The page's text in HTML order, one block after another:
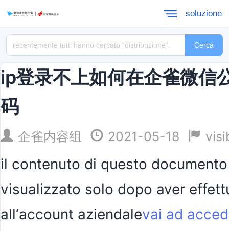
soluzione
Cerca
ip登录不上如何在企雀微信
码
企雀内容组 2021-05-18
il contenuto di questo
visualizzato solo dopo aver
all‘account aziendalevai ad